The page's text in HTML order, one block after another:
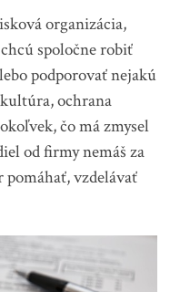
organizácia,
spoločne robiť
podporovať nejakú
ochrana
čo má zmysel
od firmy nemáš za
pomáhať, vzdelávať